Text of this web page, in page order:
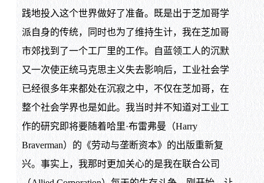
践地投入这个世界做好了准备。既是出于芝加哥学
派自身的传统，同时也为了维持生计，我在芝加哥
市郊找到了一个工厂里的工作。自蓝领工人的沉默
又一次使正统马克思主义失去影响后，工业社会学
已经很多年来都处在沉寂之中，不仅在芝加哥，在
整个社会学界也是如此。我当时并不知道对工业工
作的研究即将要随着哈里·布雷弗曼（Harry
Braverman）的《劳动与垄断资本》的出版重新复
兴。事实上，我那时更加关心的是我在联合公司